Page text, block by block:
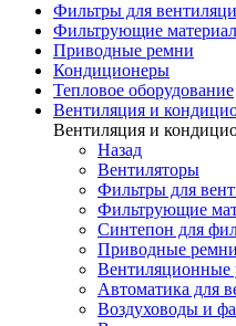
Фильтры для
Фильтрующие
Приводные ремни
Кондиционеры
Тепловое оборудование
Вентиляция и
Вентиляция и
Назад
Вентиляторы
Фильтры для
Фильтрующие
Синтепон для
Приводные ремни
Вентиляционные
Автоматика для
Воздуховоды и